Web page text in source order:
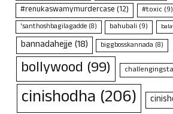
#renukaswamymurdercase(12) #toxic(9)
'santhoshbagilagadde (8) bahubali (9)
bannadahejje(18) biggbosskannada (8)
bollywood (99)
cinishodha (206)